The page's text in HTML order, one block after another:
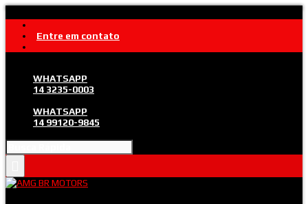
Entre em contato
WHATSAPP
14 3235-0003
WHATSAPP
14 99120-9845